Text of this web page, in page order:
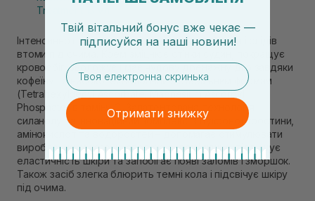
Treatment 15 мл
Інтенсивно працює проти темних кіл, набряків і слідів
втоми під очима. Крем зміцнює стінки судин, покращує
кровообіг, зволожує і має чудову дренажну дію завдяки
кофеїну та високотехнологічним стабільним формам
(Tetrahexyldecyl Ascorbate, Magnesium Ascorbyl
Phosphate) вітаміну С. Запатентована технологія
силанолу та інноваційний комплекс із цукрової тростини,
амінокислот та водоростей – допомагає стимулювати
вироблення колагену, зволожує, пом'якшує, підвищує
еластичність шкіри та запобігає появі заломів і зморшок.
Також засіб злегка блюрить темні кола і підсвічує шкіру
під очима.
Твій вітальний бонус вже чекає —
підписуйся на наші новини!
email
Отримати знижку